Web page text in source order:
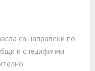
са направени по
и специфични